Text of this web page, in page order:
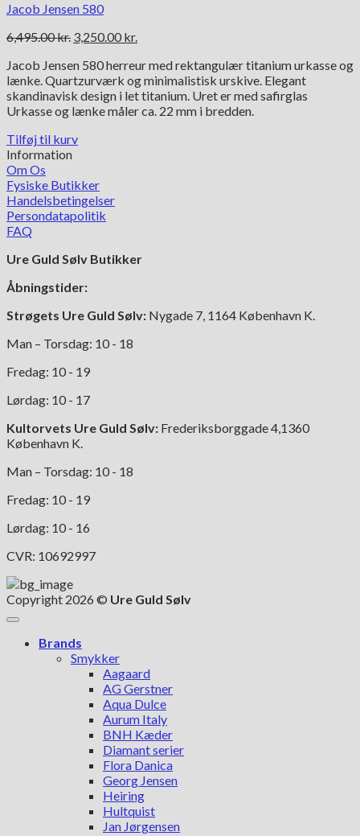
Jacob Jensen 580
6,495.00kr. Den
pris
var:
6,495.00 kr..
3,250.00 kr.
pris
er:
3,250.00 kr..
Jacob Jensen 580 herreur med rektangulær titanium urkasse og
lænke. Quartzurværk og minimalistisk urskive. Elegant
skandinavisk design i let titanium. Uret er med safirglas
Urkasse og lænke måler ca. 22 mm i bredden.
Tilføj til kurv
Information
Om Os
Fysiske Butikker
Handelsbetingelser
Persondatapolitik
FAQ
Ure Guld Sølv Butikker
Åbningstider:
Strøgets Ure Guld Sølv: Nygade 7, 1164 København K.
Man – Torsdag: 10 - 18
Fredag: 10 - 19
Lørdag: 10 - 17
Kultorvets Ure Guld Sølv: Frederiksborggade 4,1360
København K.
Man – Torsdag: 10 - 18
Fredag: 10 - 19
Lørdag: 10 - 16
CVR: 10692997
Copyright 2026 © Ure Guld Sølv
Brands
Smykker
Aagaard
AG Gerstner
Aqua Dulce
Aurum Italy
BNH Kæder
Diamant serier
Flora Danica
Georg Jensen
Heiring
Hultquist
Jan Jørgensen